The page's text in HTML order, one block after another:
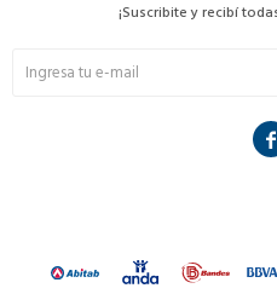
¡Suscribite y recibí
